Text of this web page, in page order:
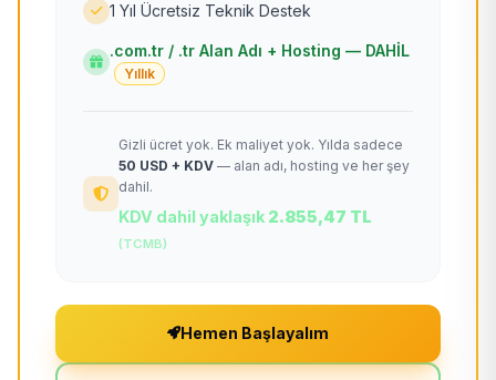
1 Yıl Ücretsiz Teknik Destek
.com.tr / .tr Alan Adı + Hosting — DAHİL
Yıllık
Gizli ücret yok. Ek maliyet yok. Yılda sadece
50 USD + KDV — alan adı, hosting ve her şey
dahil.
KDV dahil yaklaşık 2.855,47 TL
(TCMB)
Hemen Başlayalım